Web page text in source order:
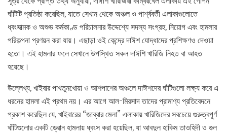
ঘাঁটিটি প্রতিষ্ঠা করেছিল, যাতে সেখান থেকে অঞ্চল ও পার্শ্ববর্তী এলাকাগুলোতে
ধ্বংসাত্মক ও অশুভ কর্মকাণ্ড পরিচালনার উদ্দেশ্যে সদস্য সংগ্রহ, নিয়োগ এবং হামলার
পরিকল্পনা প্রণয়ন করা যায়। এছাড়া ওই কেন্দ্রে দাঈশ যোদ্ধাদের প্রশিক্ষণও দেওয়া
হতো। এই হামলার ফলে সেখানে উপস্থিত সকল দাঈশি খারিজি নিহত বা আহত
হয়েছে।
উল্লেখ্য, খাইবার পাখতুনখোয়া ও আশপাশের অঞ্চলে দাঈশদের ঘাঁটিগুলো লক্ষ্য করে এ
ধরনের হামলা এই প্রথম নয়। এর আগে আল-মিরসাদ তাদের প্রামাণ্য প্রতিবেদনে
প্রকাশ করেছিল যে, খাইবারের “জাব্বার মেলা” এলাকায় খারিজিদের সবচেয়ে গুরুত্বপূর্ণ
ঘাঁটিগুলোর একটি ড্রোন হামলায় ধ্বংস করা হয়েছিল, যা আবদুল হাকিম তাওহিদী ও গুল